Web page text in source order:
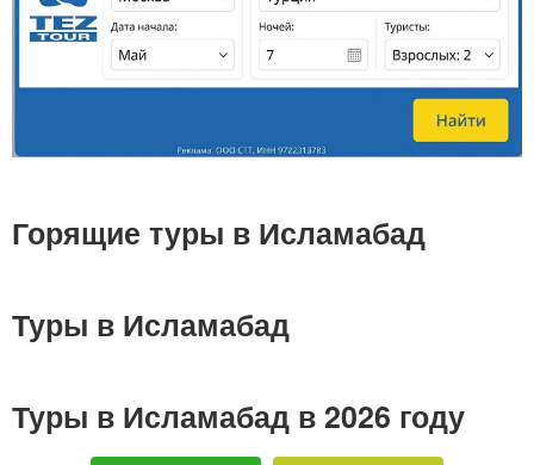
Горящие туры в Исламабад
Туры в Исламабад
Туры в Исламабад в 2026 году